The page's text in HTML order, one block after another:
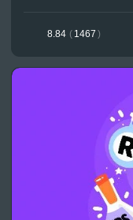
8.84 ( 1467 )